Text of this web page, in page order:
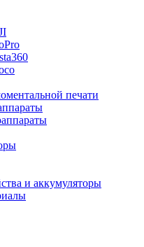
печати
и аккумуляторы